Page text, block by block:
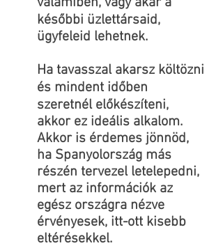
későbbi üzlettársaid,
ügyfeleid lehetnek.
Ha tavasszal akarsz költözni
és mindent időben
szeretnél előkészíteni,
akkor ez ideális alkalom.
Akkor is érdemes jönnöd,
ha Spanyolország más
részén tervezel letelepedni,
mert az információk az
egész országra nézve
érvényesek, itt-ott kisebb
eltérésekkel.